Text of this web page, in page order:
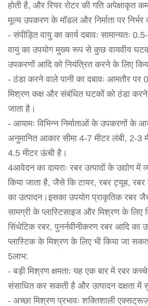
होती है, और रियर रोटर की गति अपेक्षाकृत
मूल्य उपकरण के मॉडल और निर्माता पर निर्भर
- संपीड़ित वायु का कार्य दबावः सामान्यतः
वायु का उपयोग मुख्य रूप से कुछ वायवीय
उपकरणों आदि को नियंत्रित करने के लिए
- ठंडा करने वाले पानी का दबावः आमतौर पर
मिश्रण कक्ष और संबंधित घटकों को ठंडा करने
जाता है।
- आयामः विभिन्न निर्माताओं के उपकरणों के
अनुमानित आकार सीमा 4-7 मीटर लंबी, 2-3
4.5 मीटर ऊंची है।
4आवेदन का दायराः रबर उत्पादों के उद्योग में
किया जाता है, जैसे कि टायर, रबर ट्यूब,
का उत्पादन।इसका उपयोग प्राकृतिक रबर
सामग्री के प्लास्टिसाइज और मिश्रण के लिए
सिंथेटिक रबर, पुनर्नवीनीकरण रबर आदि का
प्लास्टिक के मिश्रण के लिए भी किया जा
5लाभ:
- बड़ी मिश्रण क्षमताः यह एक बार में रबर
संसाधित कर सकती है और उत्पादन दक्षता में
- अच्छा मिश्रण प्रभावः शक्तिशाली